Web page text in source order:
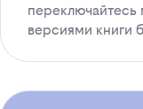
переключайтесь
версиями книги